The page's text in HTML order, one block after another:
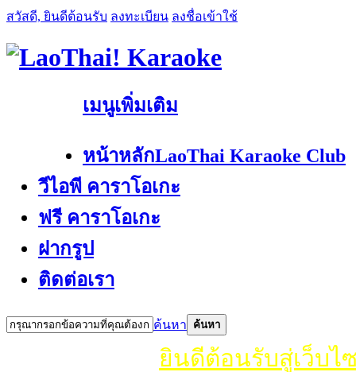
สวัสดี, ยินดีต้อนรับ ลงทะเบียน ลงชื่อเข้าใช้
เมนูเพิ่มเติม
หน้าหลักLaoThai Karaoke Club
วีไอพี คาราโอเกะ
ฟรี คาราโอเกะ
ฝากรูป
ติดต่อเรา
ค้นหา ค้นหา
ยินดีต้อนรับสู่เว็บไซ